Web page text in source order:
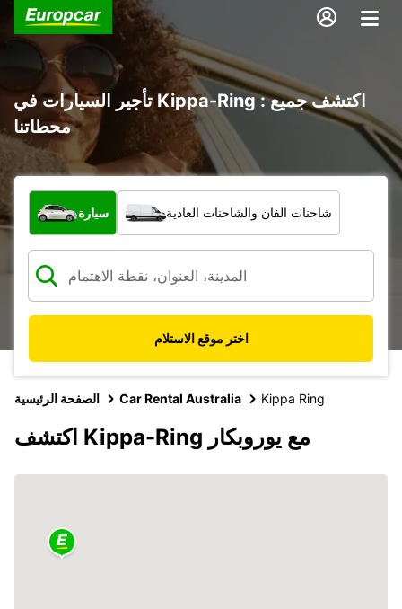
تأجير السيارات في Kippa-Ring : اكتشف جميع
محطاتنا
ما نوع المركبة؟
سيارة شاحنات الفان والشاحنات العادية
اختر موقع الاستلام
الصفحة الرئيسية Car Rental Australia Kippa Ring
اكتشف Kippa-Ring مع يوروبكار